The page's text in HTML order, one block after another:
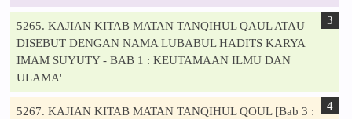
5265. KAJIAN KITAB MATAN TANQIHUL QAUL ATAU
DISEBUT DENGAN NAMA LUBABUL HADITS KARYA
IMAM SUYUTY - BAB 1 : KEUTAMAAN ILMU DAN
ULAMA'
5267. KAJIAN KITAB MATAN TANQIHUL QOUL [Bab 3 :